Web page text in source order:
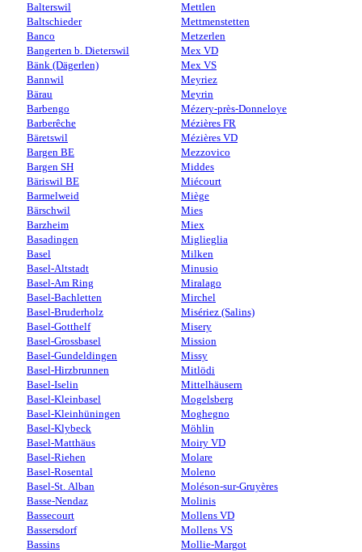
Balterswil
Baltschieder
Banco
Bangerten b. Dieterswil
Bänk (Dägerlen)
Bannwil
Bärau
Barbengo
Barberêche
Bäretswil
Bargen BE
Bargen SH
Bäriswil BE
Barmelweid
Bärschwil
Barzheim
Basadingen
Basel
Basel-Altstadt
Basel-Am Ring
Basel-Bachletten
Basel-Bruderholz
Basel-Gotthelf
Basel-Grossbasel
Basel-Gundeldingen
Basel-Hirzbrunnen
Basel-Iselin
Basel-Kleinbasel
Basel-Kleinhüningen
Basel-Klybeck
Basel-Matthäus
Basel-Riehen
Basel-Rosental
Basel-St. Alban
Basse-Nendaz
Bassecourt
Bassersdorf
Bassins
Mettlen
Mettmenstetten
Metzerlen
Mex VD
Mex VS
Meyriez
Meyrin
Mézery-près-Donneloye
Mézières FR
Mézières VD
Mezzovico
Middes
Miécourt
Miège
Mies
Miex
Miglieglia
Milken
Minusio
Miralago
Mirchel
Misériez (Salins)
Misery
Mission
Missy
Mitlödi
Mittelhäusern
Mogelsberg
Moghegno
Möhlin
Moiry VD
Molare
Moleno
Moléson-sur-Gruyères
Molinis
Mollens VD
Mollens VS
Mollie-Margot